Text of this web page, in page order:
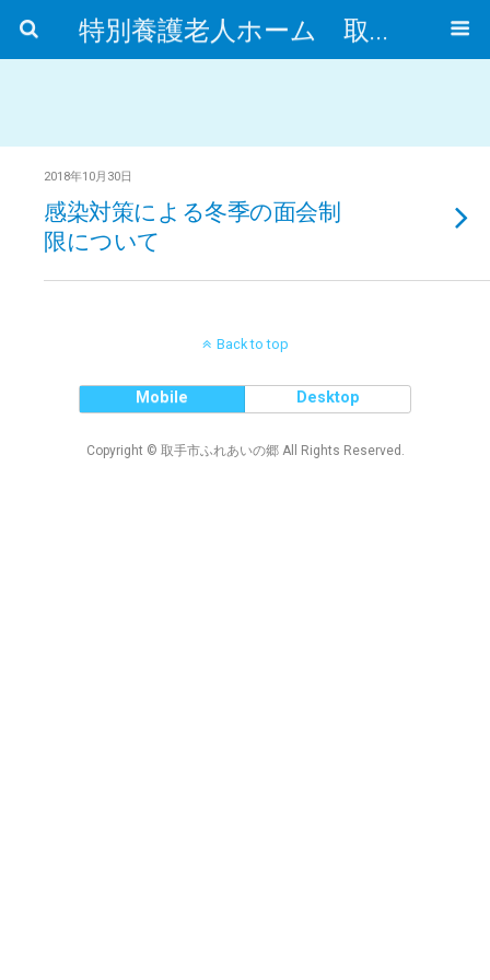
特別養護老人ホーム 取手市ふれあいの郷
2018年10月30日
感染対策による冬季の面会制
限について
Back to top
Mobile Desktop
Copyright © 取手市ふれあいの郷 All Rights Reserved.